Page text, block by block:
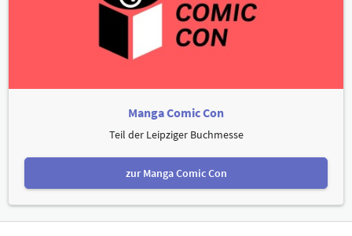
Manga Comic Con
Teil der Leipziger Buchmesse
zur Manga Comic Con